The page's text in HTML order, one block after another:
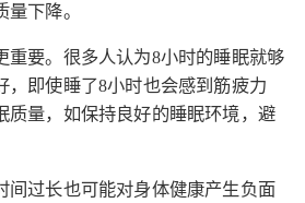
下降。
重要。很多人认为8小时的睡眠就够
，即使睡了8小时也会感到筋疲力
质量，如保持良好的睡眠环境，避
间过长也可能对身体健康产生负面